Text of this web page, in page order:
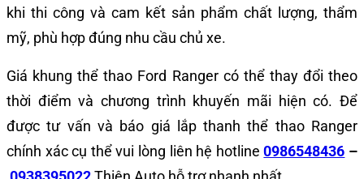
khi thi công và cam kết sản phẩm chất lượng, thẩm
mỹ, phù hợp đúng nhu cầu chủ xe.
Giá khung thể thao Ford Ranger có thể thay đổi theo
thời điểm và chương trình khuyến mãi hiện có. Để
được tư vấn và báo giá lắp thanh thể thao Ranger
chính xác cụ thể vui lòng liên hệ hotline0986548436 –